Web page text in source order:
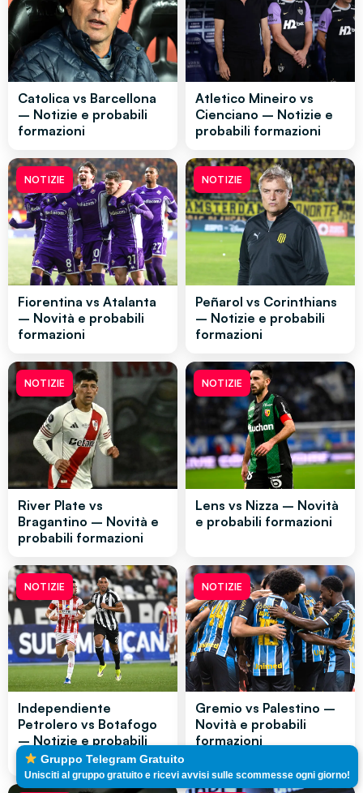
Catolica vs Barcellona
– Notizie e probabili
formazioni
Atletico Mineiro vs
Cienciano – Notizie e
probabili formazioni
NOTIZIE
Fiorentina vs Atalanta
– Novità e probabili
formazioni
NOTIZIE
Peñarol vs Corinthians
– Notizie e probabili
formazioni
NOTIZIE
River Plate vs
Bragantino – Novità e
probabili formazioni
NOTIZIE
Lens vs Nizza – Novità
e probabili formazioni
NOTIZIE
Independiente
Petrolero vs Botafogo
– Notizie e probabili
formazioni
NOTIZIE
Gremio vs Palestino –
Novità e probabili
formazioni
Gruppo Telegram Gratuito
Unisciti al gruppo gratuito e ricevi avvisi sulle scommesse ogni giorno!